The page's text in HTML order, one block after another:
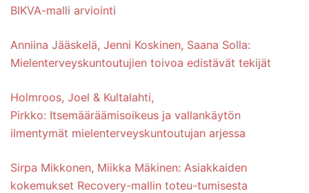
BIKVA-malli arviointi
Anniina Jääskelä, Jenni Koskinen, Saana Solla:
Mielenterveyskuntoutujien toivoa edistävät tekijät
Holmroos, Joel & Kultalahti,
Pirkko: Itsemääräämisoikeus ja vallankäytön
ilmentymät mielenterveyskuntoutujan arjessa
Sirpa Mikkonen, Miikka Mäkinen: Asiakkaiden
kokemukset Recovery-mallin toteu-tumisesta